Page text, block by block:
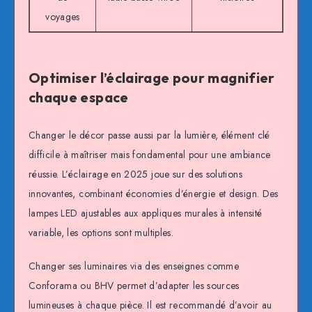
voyages
Optimiser l’éclairage pour magnifier
chaque espace
Changer le décor passe aussi par la lumière, élément clé
difficile à maîtriser mais fondamental pour une ambiance
réussie. L’éclairage en 2025 joue sur des solutions
innovantes, combinant économies d’énergie et design. Des
lampes LED ajustables aux appliques murales à intensité
variable, les options sont multiples.
Changer ses luminaires via des enseignes comme
Conforama ou BHV permet d’adapter les sources
lumineuses à chaque pièce. Il est recommandé d’avoir au